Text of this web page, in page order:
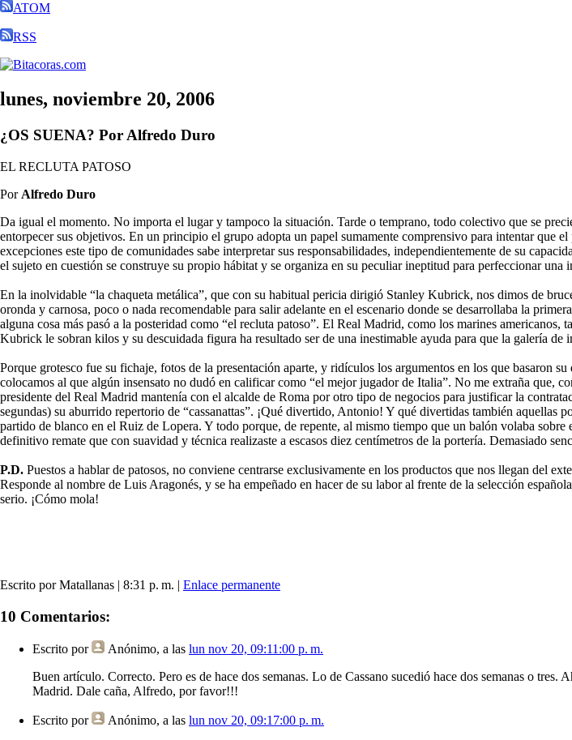
ATOM
RSS
lunes, noviembre 20, 2006
¿OS SUENA? Por Alfredo Duro
EL RECLUTA PATOSO
Por Alfredo Duro
Da igual el momento. No importa el lugar y tampoco la situación. Tarde o temprano, todo colectivo que se
entorpecer sus objetivos. En un principio el grupo adopta un papel sumamente comprensivo para intentar que
excepciones este tipo de comunidades sabe interpretar sus responsabilidades, independientemente de su
el sujeto en cuestión se construye su propio hábitat y se organiza en su peculiar ineptitud para perfeccionar
En la inolvidable “la chaqueta metálica”, que con su habitual pericia dirigió Stanley Kubrick, nos dimos de
oronda y carnosa, poco o nada recomendable para salir adelante en el escenario donde se desarrollaba la
alguna cosa más pasó a la posteridad como “el recluta patoso”. El Real Madrid, como los marines
Kubrick le sobran kilos y su descuidada figura ha resultado ser de una inestimable ayuda para que la galería de
Porque grotesco fue su fichaje, fotos de la presentación aparte, y ridículos los argumentos en los que basaron
colocamos al que algún insensato no dudó en calificar como “el mejor jugador de Italia”. No me extraña que,
presidente del Real Madrid mantenía con el alcalde de Roma por otro tipo de negocios para justificar la
segundas) su aburrido repertorio de “cassanattas”. ¡Qué divertido, Antonio! Y qué divertidas también
partido de blanco en el Ruiz de Lopera. Y todo porque, de repente, al mismo tiempo que un balón volaba
definitivo remate que con suavidad y técnica realizaste a escasos diez centímetros de la portería. Demasiado
P.D. Puestos a hablar de patosos, no conviene centrarse exclusivamente en los productos que nos llegan del
Responde al nombre de Luis Aragonés, y se ha empeñado en hacer de su labor al frente de la selección
serio. ¡Cómo mola!
Escrito por Matallanas | 8:31 p. m. | Enlace permanente
10 Comentarios:
Escrito por Anónimo, a las lun nov 20, 09:11:00 p. m.
Buen artículo. Correcto. Pero es de hace dos semanas. Lo de Cassano sucedió hace dos semanas o
Madrid. Dale caña, Alfredo, por favor!!!
Escrito por Anónimo, a las lun nov 20, 09:17:00 p. m.